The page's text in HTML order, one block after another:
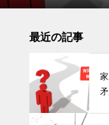
最近の記事